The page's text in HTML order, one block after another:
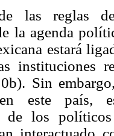
las reglas
la agenda
estará
instituciones
Sin
este país,
de los